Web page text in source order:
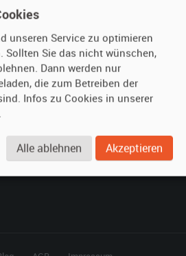
Hilfe
Häufige Fragen (FAQ)
So funktioniert's
unseren Service zu optimieren
Sollten Sie das nicht wünschen,
Dann werden nur
die zum Betreiben der
Infos zu Cookies in unserer
.
Alle ablehnen Akzeptieren